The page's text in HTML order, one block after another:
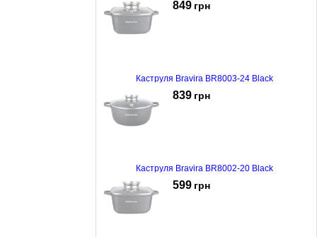
849 грн
Каструля Bravira BR8003-24 Black
839 грн
Каструля Bravira BR8002-20 Black
599 грн